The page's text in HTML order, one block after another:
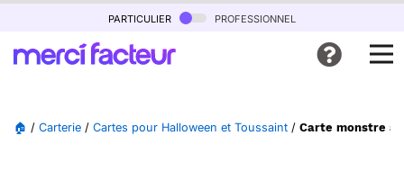
particulier professionnel
🏠 / Carterie / Cartes pour Halloween et Toussaint / Carte monstre